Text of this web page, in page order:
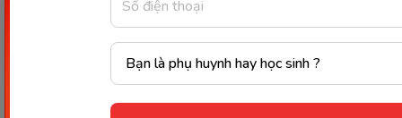
cho con trong những tháng cuối này nhé!
Chia sẻ ngay